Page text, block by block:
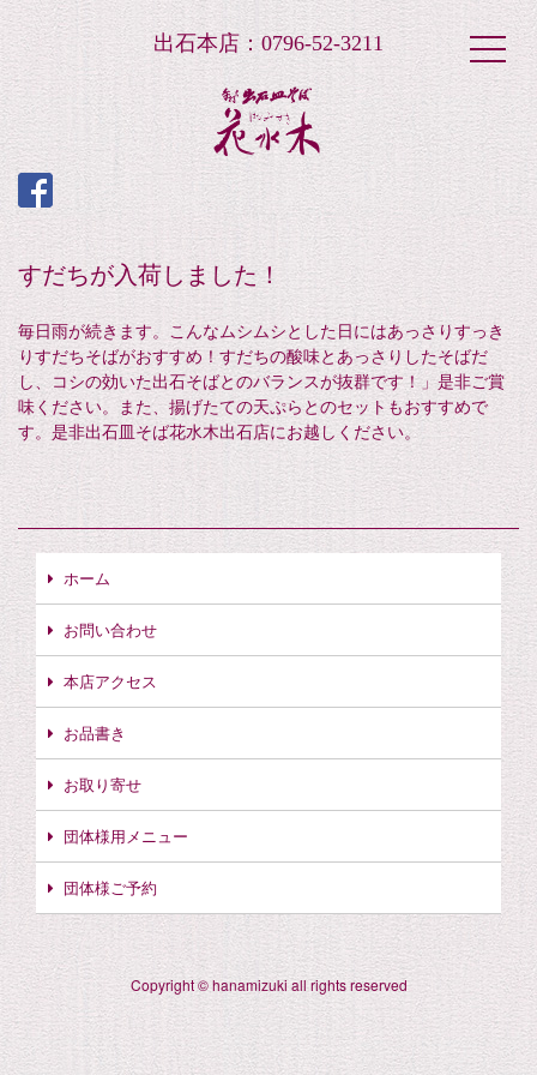
出石本店：0796-52-3211
すだちが入荷しました！
毎日雨が続きます。こんなムシムシとした日にはあっさりすっき
りすだちそばがおすすめ！すだちの酸味とあっさりしたそばだ
し、コシの効いた出石そばとのバランスが抜群です！」是非ご賞
味ください。また、揚げたての天ぷらとのセットもおすすめで
す。是非出石皿そば花水木出石店にお越しください。
ホーム
お問い合わせ
本店アクセス
お品書き
お取り寄せ
団体様用メニュー
団体様ご予約
Copyright © hanamizuki all rights reserved